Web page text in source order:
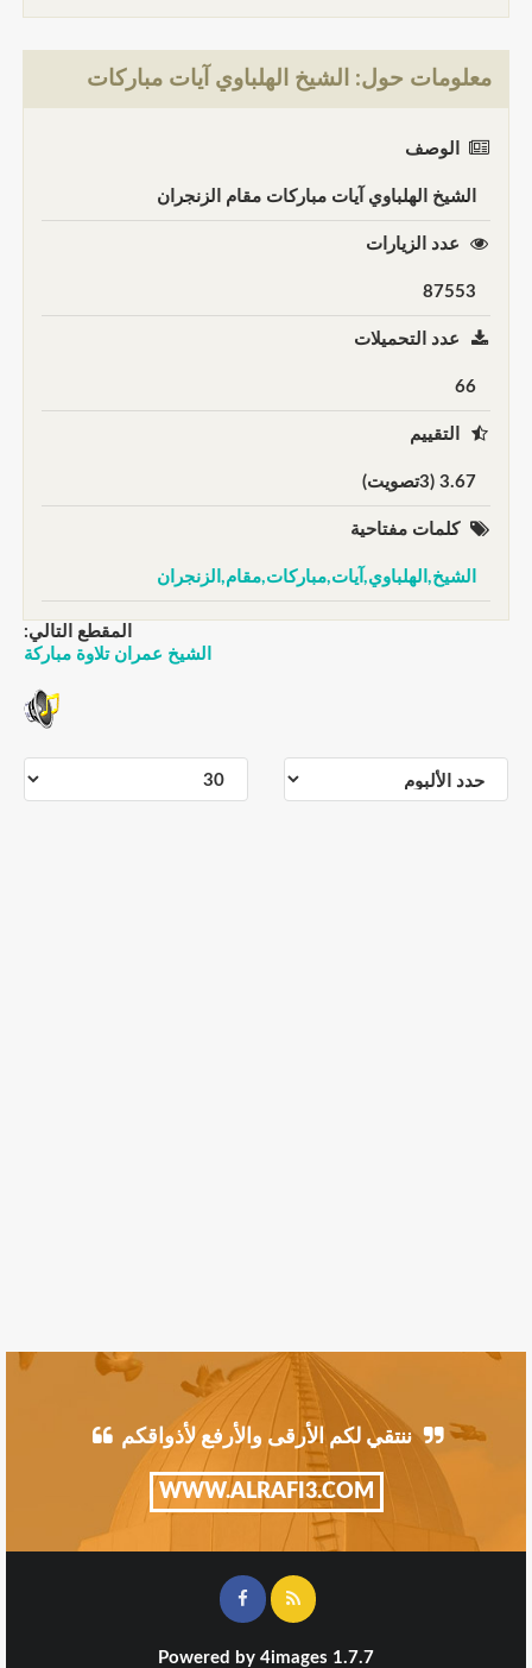
معلومات حول: الشيخ الهلباوي آيات مباركات
الوصف
الشيخ الهلباوي آيات مباركات مقام الزنجران
عدد الزيارات
87553
عدد التحميلات
66
التقييم
3.67 (3تصويت)
كلمات مفتاحية
الشيخ,الهلباوي,آيات,مباركات,مقام,الزنجران
المقطع التالي:
الشيخ عمران تلاوة مباركة
ننتقي لكم الأرقى والأرفع لأذواقكم
WWW.ALRAFI3.COM
Powered by 4images 1.7.7